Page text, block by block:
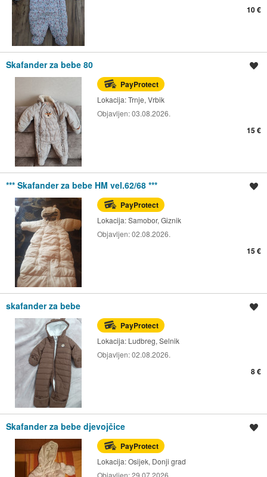
10 €
Skafander za bebe 80
PayProtect
Lokacija:Trnje, Vrbik
Objavljen:03.08.2026.
15 €
*** Skafander za bebe HM vel.62/68 ***
PayProtect
Lokacija:Samobor, Giznik
Objavljen:02.08.2026.
15 €
skafander za bebe
PayProtect
Lokacija: Ludbreg, Selnik
Objavljen:02.08.2026.
8 €
Skafander za bebe djevojčice
PayProtect
Lokacija:Osijek, Donji grad
Objavljen:29.07.2026.